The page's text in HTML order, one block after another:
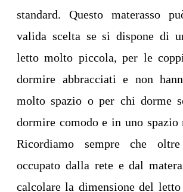
standard. Questo materasso
valida scelta se si dispone di
letto molto piccola, per le
dormire abbracciati e non
molto spazio o per chi dorme
dormire comodo e in uno spazio
Ricordiamo sempre che
occupato dalla rete e dal
calcolare la dimensione del